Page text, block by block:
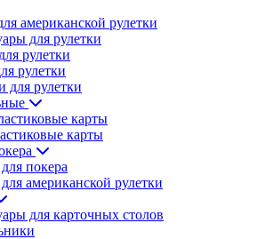
американской рулетки
для рулетки
рулетки
рулетки
для рулетки
карты
карты
покера
американской рулетки
для карточных столов